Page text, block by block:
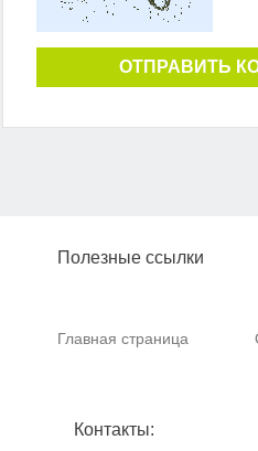
ОТПРАВИТЬ
Полезные ссылки
Главная страница
Контакты: